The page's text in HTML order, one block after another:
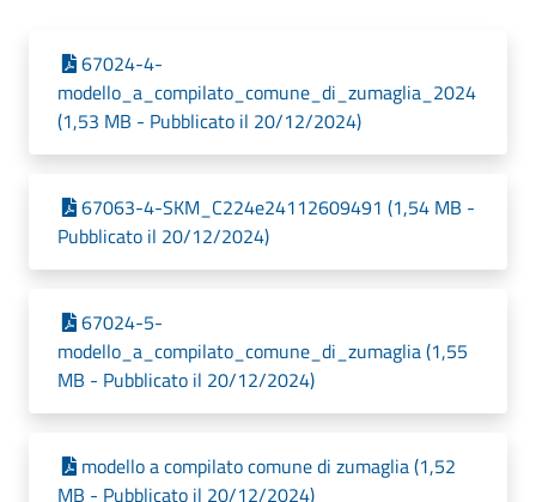
67024-4-
modello_a_compilato_comune_di_zumaglia_2024
(1,53 MB - Pubblicato il 20/12/2024)
67063-4-SKM_C224e24112609491 (1,54 MB -
Pubblicato il 20/12/2024)
67024-5-
modello_a_compilato_comune_di_zumaglia (1,55
MB - Pubblicato il 20/12/2024)
modello a compilato comune di zumaglia (1,52
MB - Pubblicato il 20/12/2024)